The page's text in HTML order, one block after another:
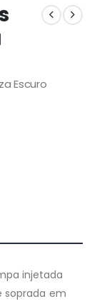
Escuro
injetada
soprada em